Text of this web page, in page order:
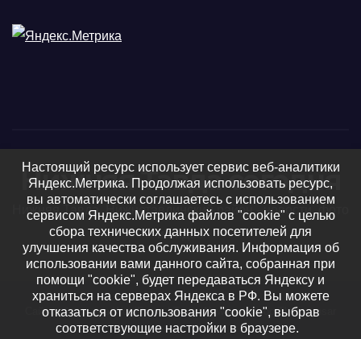
Нижняя Тавда сегодня
Нижняя Тавда, Нижнетавдинский район - новости, фото
и видео
Сайт работает на WordPress|Тема: Newsup, авторThemeansar
Настоящий ресурс использует сервис веб-аналитики
Яндекс.Метрика. Продолжая использовать ресурс,
вы автоматически соглашаетесь с использованием
сервисом Яндекс.Метрика файлов "cookie" с целью
сбора технических данных посетителей для
улучшения качества обслуживания. Информация об
использовании вами данного сайта, собранная при
помощи "cookie", будет передаваться Яндексу и
храниться на серверах Яндекса в РФ. Вы можете
отказаться от использования "cookie", выбрав
соответствующие настройки в браузере.